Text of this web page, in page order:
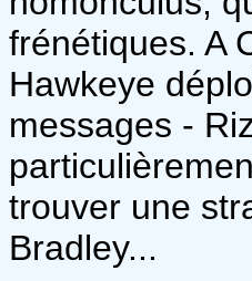
frénétiques. A
Hawkeye
messages -
trouver une
Bradley...